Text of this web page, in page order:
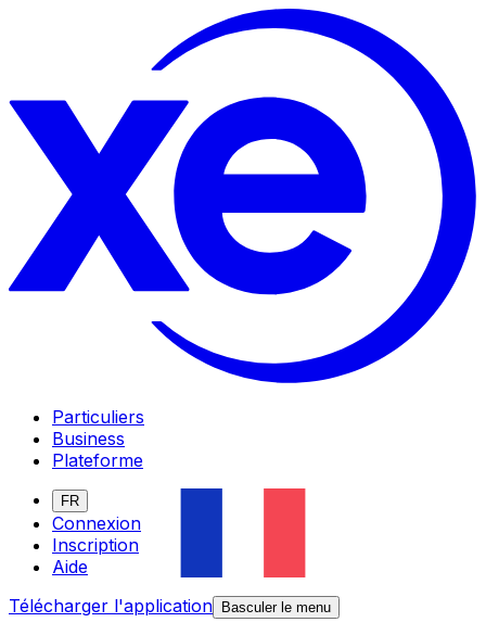
Particuliers
Business
Plateforme
FR
Connexion
Inscription
Aide
Télécharger l'application
Basculer le menu